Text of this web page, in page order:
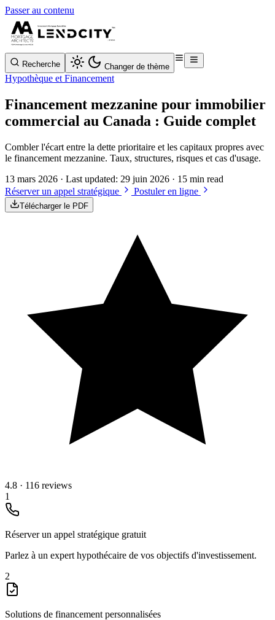
Passer au contenu
Recherche Changer de thème
Hypothèque et Financement
Financement mezzanine pour immobilier
commercial au Canada : Guide complet
Combler l'écart entre la dette prioritaire et les capitaux propres avec
le financement mezzanine. Taux, structures, risques et cas d'usage.
13 mars 2026 · Last updated: 29 juin 2026 · 15 min read
Réserver un appel stratégique
Postuler en ligne
Télécharger le PDF
4.8 · 116 reviews
1
Réserver un appel stratégique gratuit
Parlez à un expert hypothécaire de vos objectifs d'investissement.
2
Solutions de financement personnalisées